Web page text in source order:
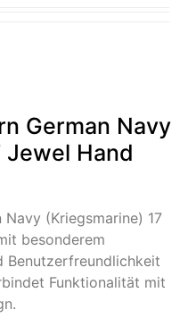
German Navy
Jewel Hand
Navy (Kriegsmarine) 17
besonderem
Benutzerfreundlichkeit
Funktionalität mit